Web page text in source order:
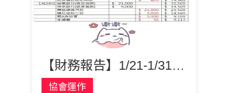
【財務報告】1/21-1/31：收到捐款三萬元，協會存摺餘額剩一萬三，謝謝大家幫助浪浪！
協會運作